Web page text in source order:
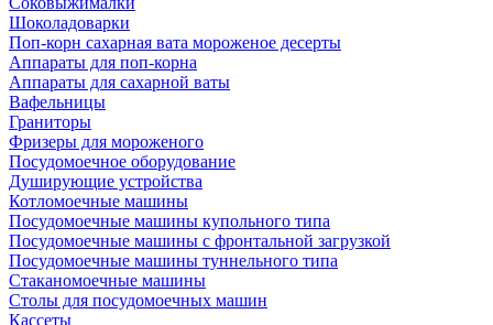
Шоколадоварки
Поп-корн сахарная вата мороженое десерты
Аппараты для поп-корна
Аппараты для сахарной ваты
Вафельницы
Граниторы
Фризеры для мороженого
Посудомоечное оборудование
Душирующие устройства
Котломоечные машины
Посудомоечные машины купольного типа
Посудомоечные машины с фронтальной загрузкой
Посудомоечные машины туннельного типа
Стаканомоечные машины
Столы для посудомоечных машин
Кассеты